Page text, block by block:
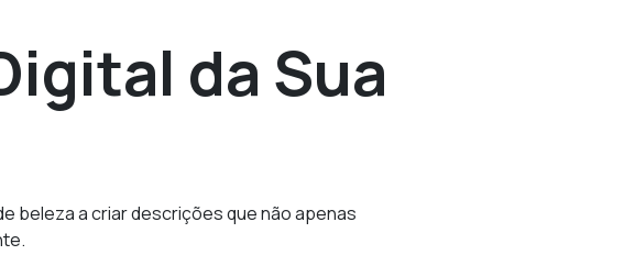
da Sua
beleza a criar descrições que não apenas